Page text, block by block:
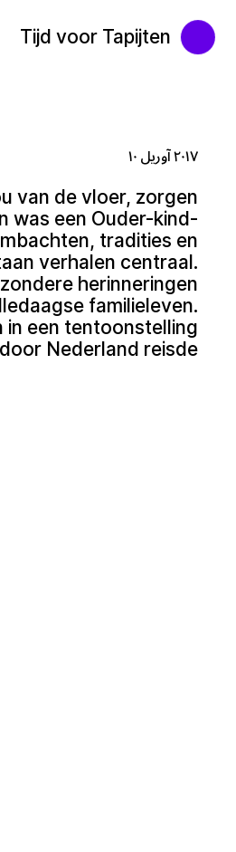
Tijd voor Tapijten
۲۰۱۷ آوریل ۱۰
van de vloer, zorgen
was een Ouder-kind-
tradities en
verhalen centraal.
herinneringen
familieleven.
in een tentoonstelling
Nederland reisde.